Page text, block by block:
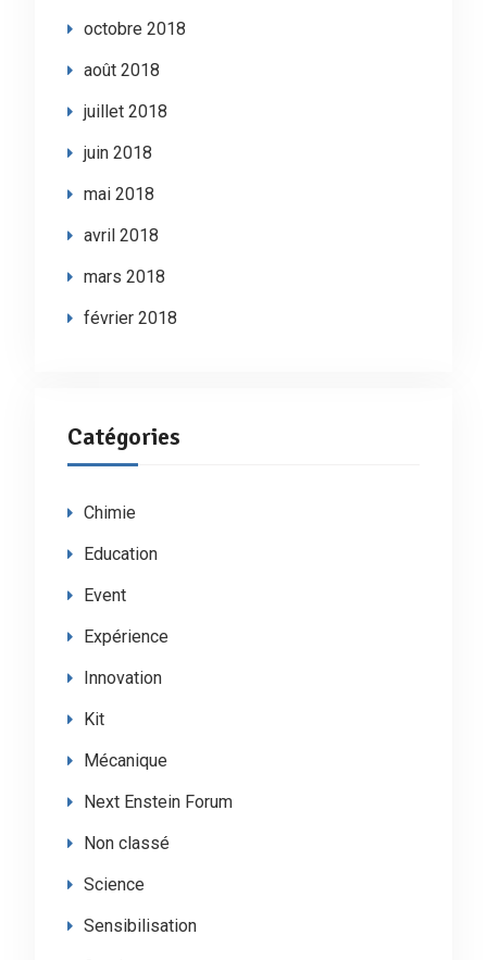
octobre 2018
août 2018
juillet 2018
juin 2018
mai 2018
avril 2018
mars 2018
février 2018
Catégories
Chimie
Education
Event
Expérience
Innovation
Kit
Mécanique
Next Enstein Forum
Non classé
Science
Sensibilisation